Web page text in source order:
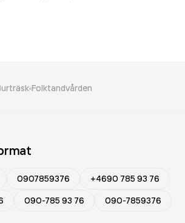
Folktandvården
0907859376
+4690 785 93 76
090-785 93 76 090-7859376